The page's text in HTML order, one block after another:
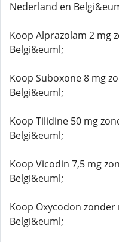
Nederland en
Koop Alprazolam 2 mg
Belgi&euml;
Koop Suboxone 8 mg
Belgi&euml;
Koop Tilidine 50 mg
Belgi&euml;
Koop Vicodin 7,5 mg
Belgi&euml;
Koop Oxycodon
Belgi&euml;